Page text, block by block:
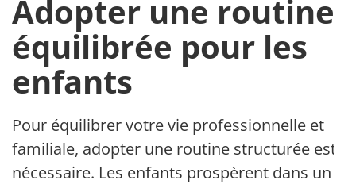
Adopter une routine
équilibrée pour les
enfants
Pour équilibrer votre vie professionnelle et
familiale, adopter une routine structurée est
nécessaire. Les enfants prospèrent dans un